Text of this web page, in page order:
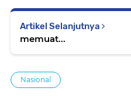
Artikel Selanjutnya
memuat...
Nasional